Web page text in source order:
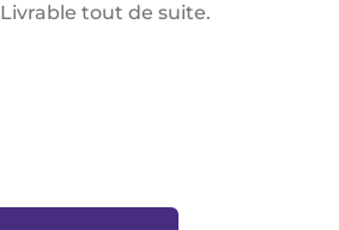
Livrable tout de suite.